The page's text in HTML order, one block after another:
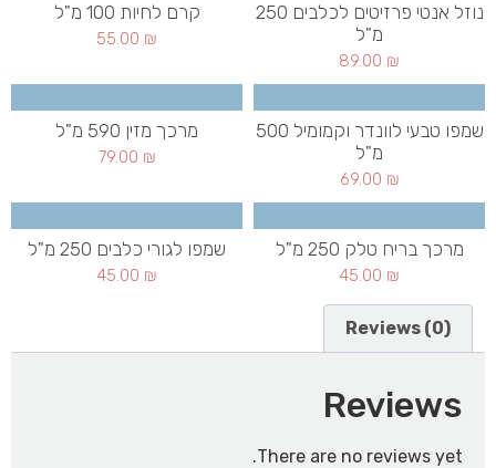
נוזל אנטי פרזיטים לכלבים 250
מ"ל
89.00 ₪
קרם לחיות 100 מ"ל
55.00 ₪
שמפו טבעי לוונדר וקמומיל 500
מ"ל
69.00 ₪
מרכך מזין 590 מ"ל
79.00 ₪
מרכך בריח טלק 250 מ"ל
45.00 ₪
שמפו לגורי כלבים 250 מ"ל
45.00 ₪
Reviews (0)
Reviews
There are no reviews yet.